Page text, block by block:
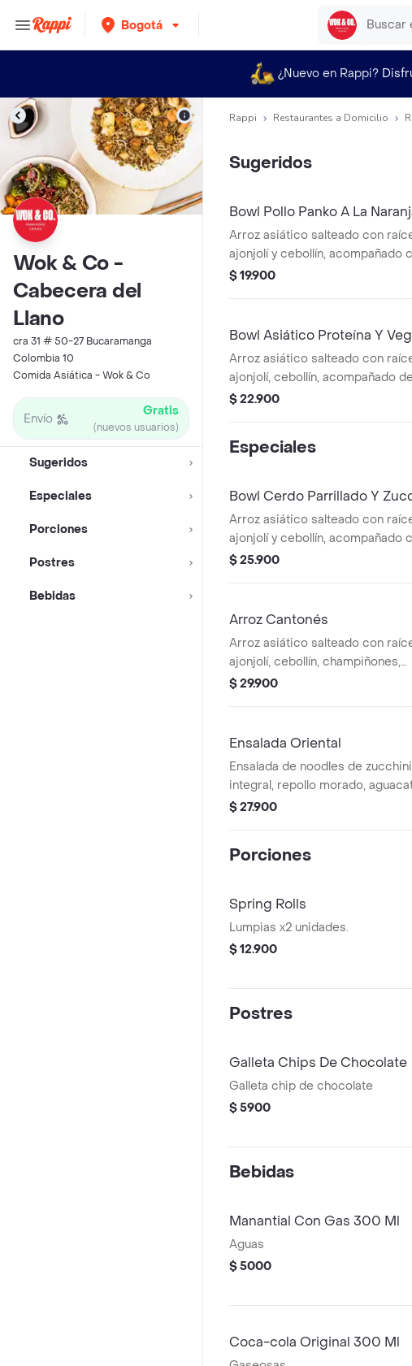
Bogotá
¿Nuevo en Rappi?
Wok & Co -
Cabecera del
Llano
cra 31 # 50-27 Bucaramanga
Colombia 10
Comida Asiática - Wok & Co
Envío Gratis
(nuevos usuarios)
Sugeridos
Especiales
Porciones
Postres
Bebidas
Rappi Restaurantes a Domicilio
Sugeridos
Bowl Pollo Panko A La
Arroz asiático salteado con
ajonjolí y cebollín, acompañado
panko con salsa de naranja.
$ 19.900
Bowl Asiático Proteína Y
Arroz asiático salteado con
ajonjolí, cebollín, acompañado
a elección y vegetales orientales
$ 22.900
Especiales
Bowl Cerdo Parrillado Y
Arroz asiático salteado con
ajonjolí y cebollín, acompañado
parrillado agridulce y zucchini
$ 25.900
Arroz Cantonés
Arroz asiático salteado con
ajonjolí, cebollín, champiñones,
acompañado de pollo parrillado y
$ 29.900
Ensalada Oriental
Ensalada de noodles de
integral, repollo morado,
mango, edamame, pollo
$ 27.900
Porciones
Spring Rolls
Lumpias x2 unidades.
$ 12.900
Postres
Galleta Chips De Chocolate
Galleta chip de chocolate
$ 5900
Bebidas
Manantial Con Gas 300 Ml
Aguas
$ 5000
Coca-cola Original 300 Ml